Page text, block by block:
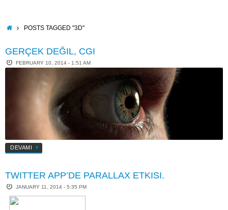
contentHOMEPOSTS TAGGED "3D"
GERÇEK DEĞIL, CGI
FEBRUARY 10, 2014 - 1:51 AM
DEVAMI
TWITTER APP’DE PARALLAX ETKISI.
JANUARY 11, 2014 - 5:35 PM